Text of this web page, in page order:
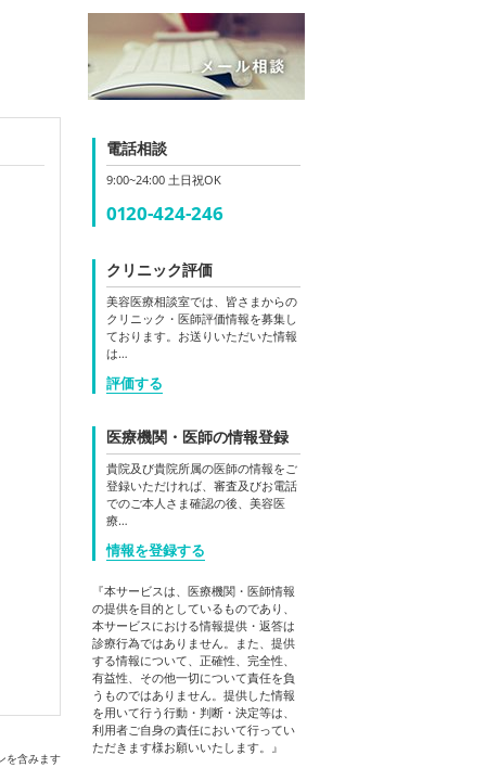
を含みます
電話相談
9:00~24:00 土日祝OK
0120-424-246
クリニック評価
美容医療相談室では、皆さまからの
クリニック・医師評価情報を募集し
ております。お送りいただいた情報
は…
評価する
医療機関・医師の情報登録
貴院及び貴院所属の医師の情報をご
登録いただければ、審査及びお電話
でのご本人さま確認の後、美容医
療…
情報を登録する
『本サービスは、医療機関・医師情報
の提供を目的としているものであり、
本サービスにおける情報提供・返答は
診療行為ではありません。また、提供
する情報について、正確性、完全性、
有益性、その他一切について責任を負
うものではありません。提供した情報
を用いて行う行動・判断・決定等は、
利用者ご自身の責任において行ってい
ただきます様お願いいたします。』